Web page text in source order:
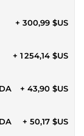
+ 300,99 $US
+ 1 254,14 $US
+ 43,90 $US
+ 50,17 $US